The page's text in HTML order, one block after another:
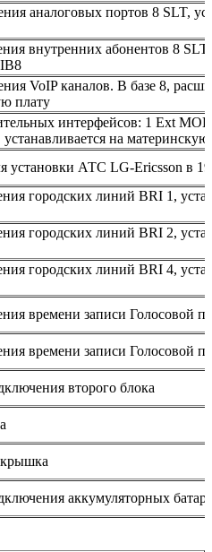
аналоговых портов 8 SLT,
внутренних абонентов 8
VoIP каналов. В базе 8,
плату
интерфейсов: 1 Ext
на материнскую
установки АТС LG-Ericsson в
городских линий BRI 1,
городских линий BRI 2,
городских линий BRI 4,
времени записи Голосовой
времени записи Голосовой
второго блока
крышка
аккумуляторных